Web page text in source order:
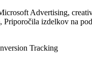
Advertising,
Priporočila izdelkov na
Tracking